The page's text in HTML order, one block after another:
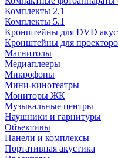
Комплекты 2.1
Комплекты 5.1
Кронштейны для DVD
Кронштейны для
Магнитолы
Медиаплееры
Микрофоны
Мини-кинотеатры
Мониторы ЖК
Музыкальные центры
Наушники и гарнитуры
Объективы
Панели и комплексы
Портативная акустика